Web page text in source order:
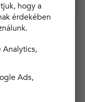
hogy a
érdekében
Analytics,
Ads,